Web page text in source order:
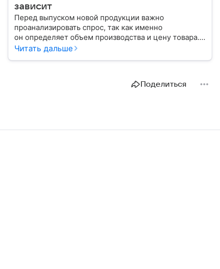
зависит
Перед выпуском новой продукции важно
проанализировать спрос, так как именно
он определяет объем производства и цену товара.
С помощью эксперта расскажем, как рассчитать
Читать дальше
Поделиться